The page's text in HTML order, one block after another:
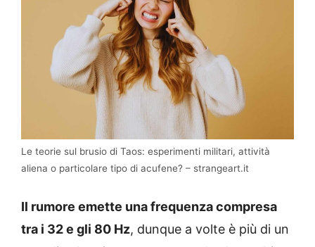
Le teorie sul brusio di Taos: esperimenti militari, attività
aliena o particolare tipo di acufene? – strangeart.it
Il rumore emette una frequenza compresa
tra i 32 e gli 80 Hz, dunque a volte è più di un